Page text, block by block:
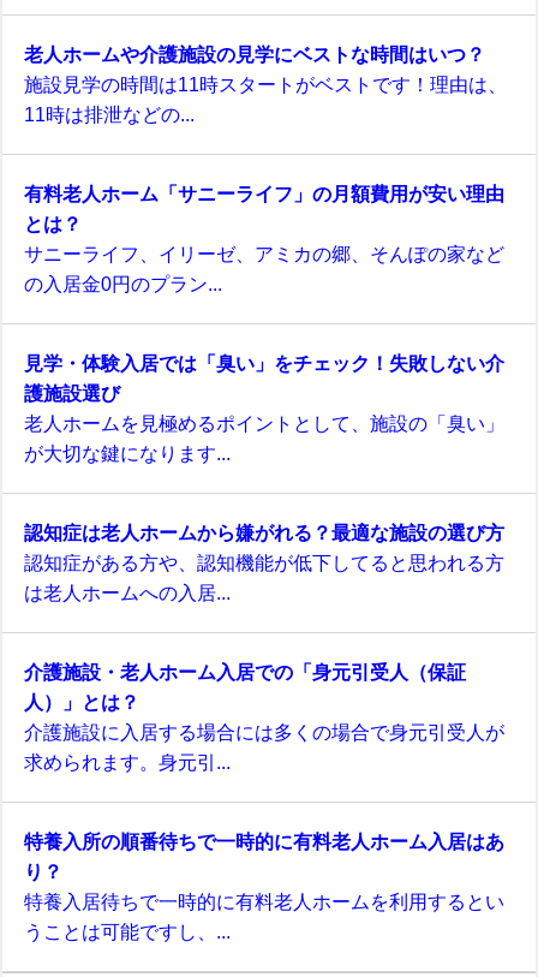
老人ホームや介護施設の見学にベストな時間はいつ？
施設見学の時間は11時スタートがベストです！理由は、
11時は排泄などの...
有料老人ホーム「サニーライフ」の月額費用が安い理由
とは？
サニーライフ、イリーゼ、アミカの郷、そんぽの家など
の入居金0円のプラン...
見学・体験入居では「臭い」をチェック！失敗しない介
護施設選び
老人ホームを見極めるポイントとして、施設の「臭い」
が大切な鍵になります...
認知症は老人ホームから嫌がれる？最適な施設の選び方
認知症がある方や、認知機能が低下してると思われる方
は老人ホームへの入居...
介護施設・老人ホーム入居での「身元引受人（保証
人）」とは？
介護施設に入居する場合には多くの場合で身元引受人が
求められます。身元引...
特養入所の順番待ちで一時的に有料老人ホーム入居はあ
り？
特養入居待ちで一時的に有料老人ホームを利用するとい
うことは可能ですし、...